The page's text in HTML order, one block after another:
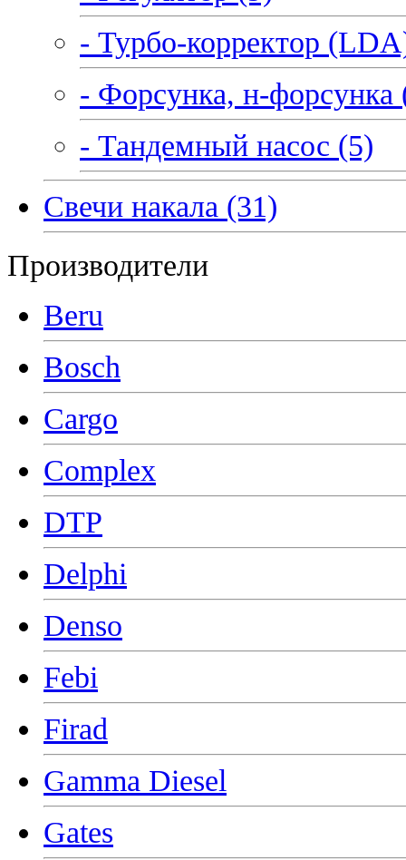
- Турбо-корректор
- Форсунка, н-форсунка
- Тандемный насос (5)
Свечи накала (31)
Производители
Beru
Bosch
Cargo
Complex
DTP
Delphi
Denso
Febi
Firad
Gamma Diesel
Gates